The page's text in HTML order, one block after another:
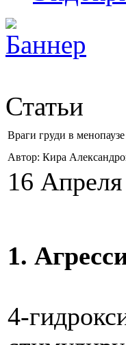
Статьи
Враги груди в
Автор: Кира
16
1.